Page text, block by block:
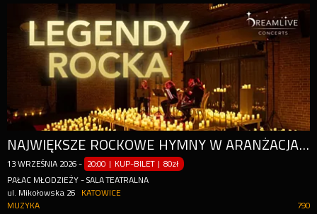
NAJWIĘKSZE ROCKOWE HYMNY W ARANŻACJACH NA KWARTET SMYCZKOWY
13 WRZEŚNIA 2026 - 20:00 | KUP-BILET |80zł
PAŁAC MŁODZIEŻY - SALA TEATRALNA
ul. Mikołowska 26
KATOWICE
790
MUZYKA